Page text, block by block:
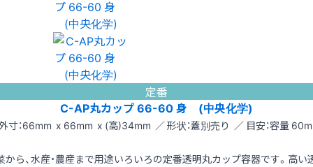
定番
C-AP丸カップ 66-60 身 (中央化学)
寸：66mm x 66mm x (高)34mm ／ 形状：蓋別売り ／ 目安：容量
から、水産・農産まで用途いろいろの定番透明丸カップ容器です。高い